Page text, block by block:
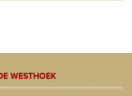
WESTHOEK